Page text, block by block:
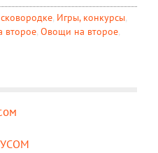
, Игры, конкурсы,
второе, Овощи на второе,